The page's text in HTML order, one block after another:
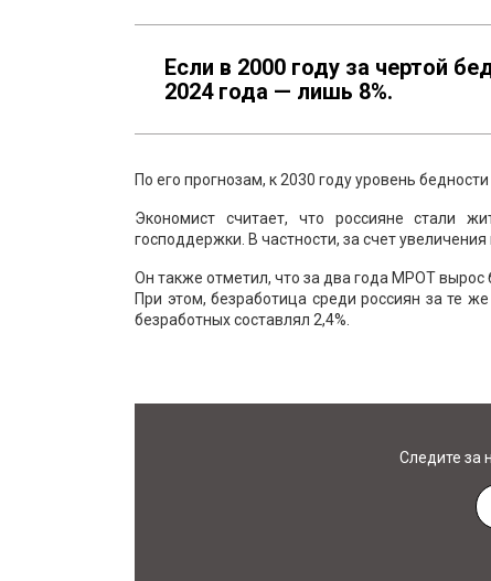
Если в 2000 году за чертой
2024 года — лишь 8%.
По его прогнозам, к 2030 году уровень
Экономист считает, что россияне стали
господдержки. В частности, за счет
Он также отметил, что за два года МРОТ вырос
При этом, безработица среди россиян за те
безработных составлял 2,4%.
Следите за